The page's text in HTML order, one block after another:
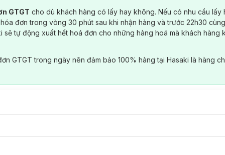
GTGT cho dù khách hàng có lấy hay không. Nếu có nhu cầu lấy
đơn trong vòng 30 phút sau khi nhận hàng và trước 22h30
sẽ tự động xuất hết hoá đơn cho những hàng hoá mà khách hàng
GTGT trong ngày nên đảm bảo 100% hàng tại Hasaki là hàng